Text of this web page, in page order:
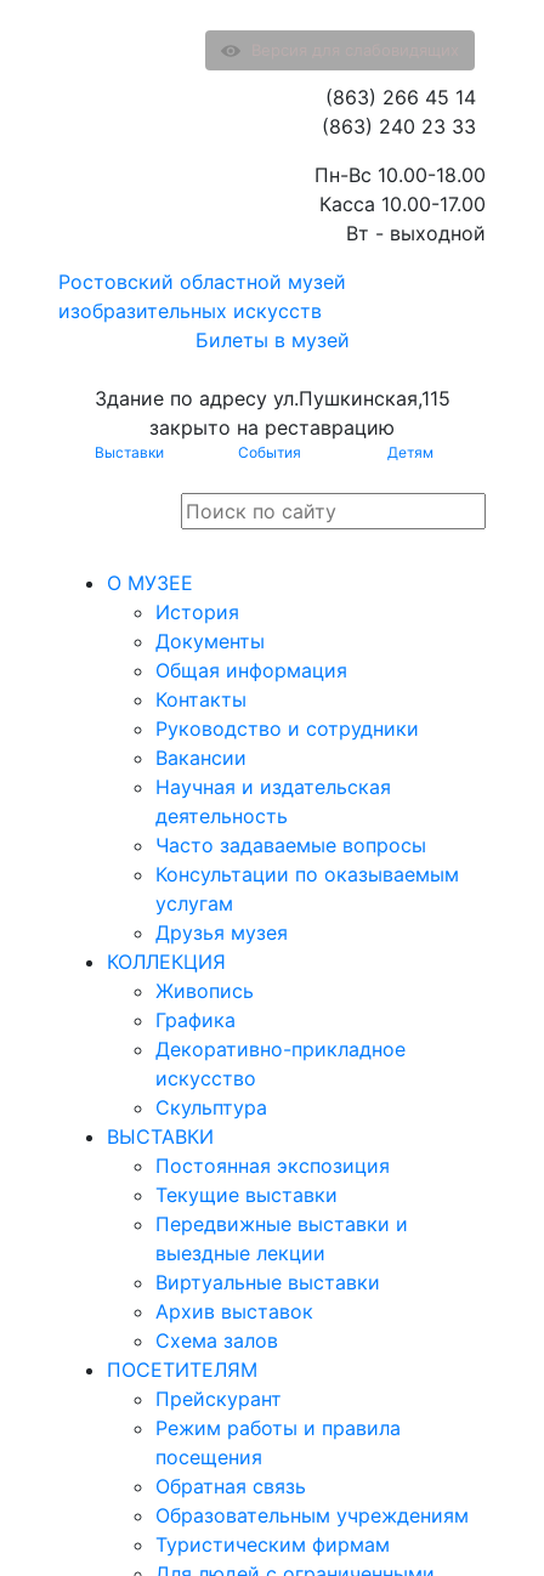
Ростовский областной музей
изобразительных искусств
Билеты в музей
Здание по адресу ул.Пушкинская,115
закрыто на реставрацию
Выставки События Детям
(863) 266 45 14
(863) 240 23 33
Пн-Вс 10.00-18.00
Касса 10.00-17.00
Вт - выходной
О МУЗЕЕ
История
Документы
Общая информация
Контакты
Руководство и сотрудники
Вакансии
Научная и издательская
деятельность
Часто задаваемые вопросы
Консультации по оказываемым
услугам
Друзья музея
КОЛЛЕКЦИЯ
Живопись
Графика
Декоративно-прикладное
искусство
Скульптура
ВЫСТАВКИ
Постоянная экспозиция
Текущие выставки
Передвижные выставки и
выездные лекции
Виртуальные выставки
Архив выставок
Схема залов
ПОСЕТИТЕЛЯМ
Прейскурант
Режим работы и правила
посещения
Обратная связь
Образовательным учреждениям
Туристическим фирмам